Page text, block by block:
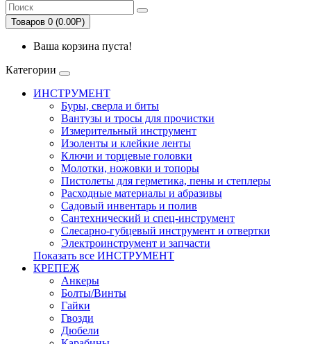
Товаров 0 (0.00Р)
Ваша корзина пуста!
Категории
ИНСТРУМЕНТ
Буры, сверла и биты
Вантузы и тросы для прочистки
Измерительный инструмент
Изоленты и клейкие ленты
Ключи и торцевые головки
Молотки, ножовки и топоры
Пистолеты для герметика, пены и степлеры
Расходные материалы и абразивы
Садовый инвентарь и полив
Сантехнический и спец-инструмент
Слесарно-губцевый инструмент и отвертки
Электроинструмент и запчасти
Показать все ИНСТРУМЕНТ
КРЕПЕЖ
Анкеры
Болты/Винты
Гайки
Гвозди
Дюбели